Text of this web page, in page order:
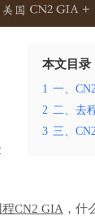
本文目录
1 一、
2 二、去
3 三、
程CN2 GIA ，什